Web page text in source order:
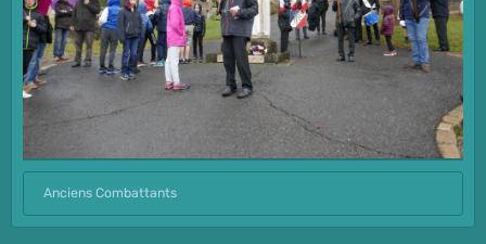
Anciens Combattants